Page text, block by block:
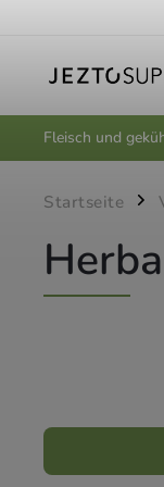
Fleisch und
Startseite /